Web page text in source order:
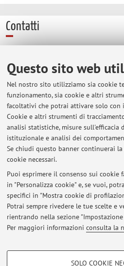
Questo sito web
Nel nostro sito utilizziamo sia cookie
funzionamento, sia cookie e altri
facoltativi che potrai attivare solo con
Cookie e altri strumenti di
analisi statistiche, misure sull'efficacia
istituzionale e analisi dei
Se chiudi questo banner continuerai
cookie necessari.
Puoi esprimere il consenso sui
in "Personalizza cookie" e, se vuoi,
specifici in "Mostra cookie di
Potrai sempre rivedere le tue scelte e
rientrando nella sezione
Per maggiori informazioni consulta la
COOKIE DI PROFILAZIONE -
SOLO COOKIE
Contatti
Dipartimento di Scienze Mediche
Via Massarenti 9, Bologna -
Vai
Dipartimento di Scienze
Via Massarenti 9, Bologna -
Vai
Ultimi
Al momento non sono